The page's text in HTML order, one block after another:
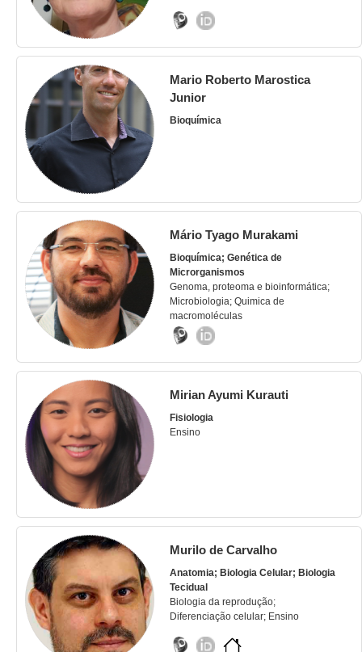
Mario Roberto Marostica
Junior
Bioquímica
Mário Tyago Murakami
Bioquímica; Genética de
Microrganismos
Genoma, proteoma e bioinformática;
Microbiologia; Quimica de
macromoléculas
Mirian Ayumi Kurauti
Fisiologia
Ensino
Murilo de Carvalho
Anatomia; Biologia Celular; Biologia
Tecidual
Biologia da reprodução;
Diferenciação celular; Ensino